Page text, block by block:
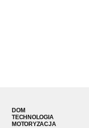
DOM
TECHNOLOGIA
MOTORYZACJA